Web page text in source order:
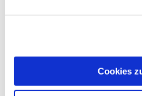
Cookies
Wie gut helfen